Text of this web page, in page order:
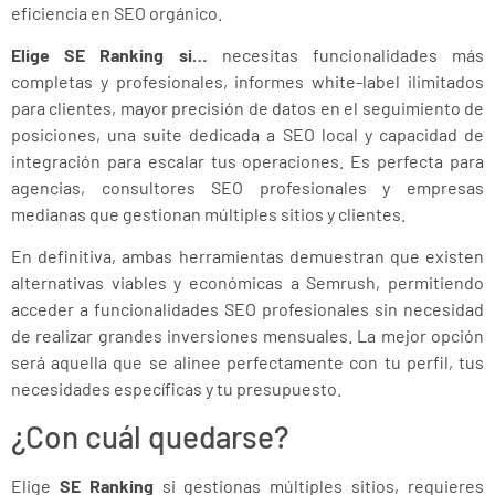
eficiencia en SEO orgánico.
Elige SE Ranking si… necesitas funcionalidades más
completas y profesionales, informes white-label ilimitados
para clientes, mayor precisión de datos en el seguimiento de
posiciones, una suite dedicada a SEO local y capacidad de
integración para escalar tus operaciones. Es perfecta para
agencias, consultores SEO profesionales y empresas
medianas que gestionan múltiples sitios y clientes.
En definitiva, ambas herramientas demuestran que existen
alternativas viables y económicas a Semrush, permitiendo
acceder a funcionalidades SEO profesionales sin necesidad
de realizar grandes inversiones mensuales. La mejor opción
será aquella que se alinee perfectamente con tu perfil, tus
necesidades específicas y tu presupuesto.
¿Con cuál quedarse?
Elige SE Ranking si gestionas múltiples sitios, requieres